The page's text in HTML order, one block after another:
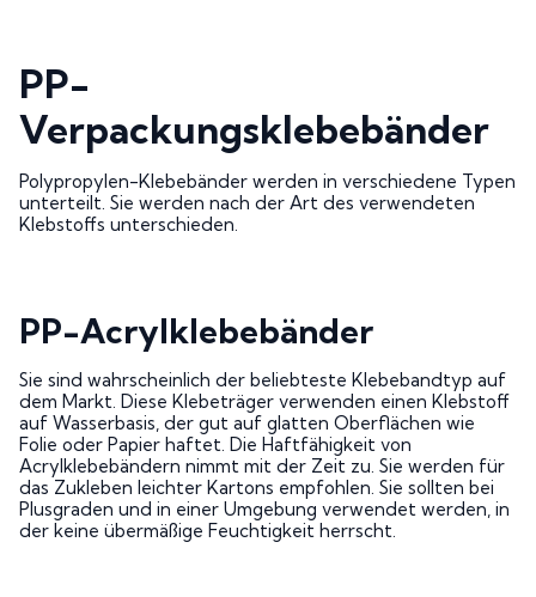
PP-
Verpackungsklebebänder
Polypropylen-Klebebänder werden in verschiedene Typen
unterteilt. Sie werden nach der Art des verwendeten
Klebstoffs unterschieden.
PP-Acrylklebebänder
Sie sind wahrscheinlich der beliebteste Klebebandtyp auf
dem Markt. Diese Klebeträger verwenden einen Klebstoff
auf Wasserbasis, der gut auf glatten Oberflächen wie
Folie oder Papier haftet. Die Haftfähigkeit von
Acrylklebebändern nimmt mit der Zeit zu. Sie werden für
das Zukleben leichter Kartons empfohlen. Sie sollten bei
Plusgraden und in einer Umgebung verwendet werden, in
der keine übermäßige Feuchtigkeit herrscht.